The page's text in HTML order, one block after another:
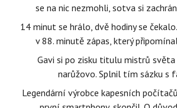
se na nic nezmohli, sotva si
14 minut se hrálo, dvě hodiny se
v 88. minutě zápas, který
Gavi si po zisku titulu mistrů
narůžovo. Splnil tím sázku s
Legendární výrobce kapesních